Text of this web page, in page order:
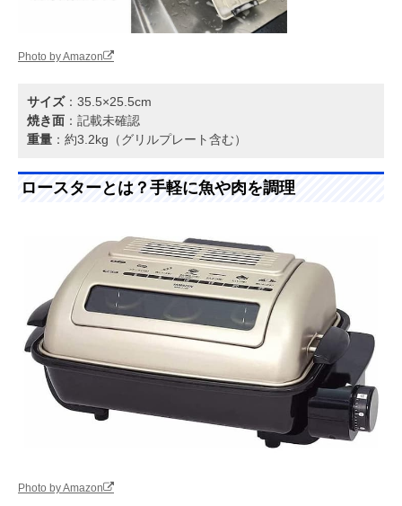
Photo by Amazon
サイズ：35.5×25.5cm
焼き面 ：記載未確認
重量 ：約3.2kg（グリルプレート含む）
ロースターとは？手軽に魚や肉を調理
Photo by Amazon